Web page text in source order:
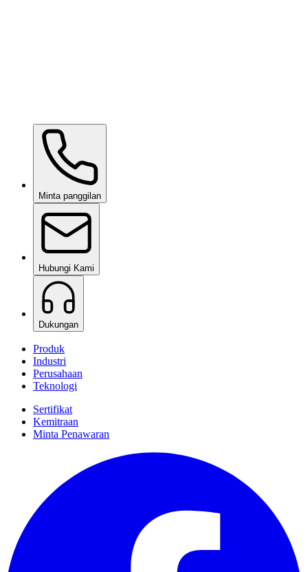
Ceramic Pro SHIFTberdasarkan permintaan
Minta panggilan
Hubungi Kami
Dukungan
Produk
Industri
Perusahaan
Teknologi
Sertifikat
Kemitraan
Minta Penawaran